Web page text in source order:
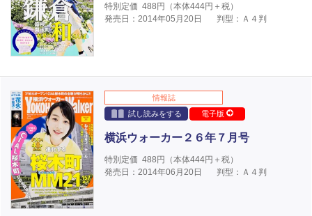
特別定価 488円（本体444円＋税）
発売日：2014年05月20日
判型：Ａ４判
情報誌
試し読みをする
電子版
横浜ウォーカー２６年７月号
特別定価 488円（本体444円＋税）
発売日：2014年06月20日
判型：Ａ４判